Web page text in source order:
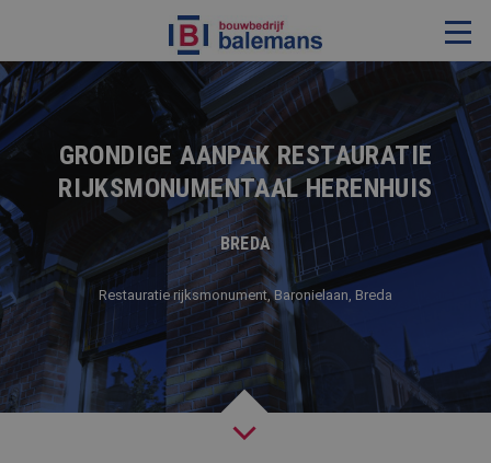
VERBOUWING & RENOVATIE
RESTAURATIE
KOZIJNEN & TIMMERWERK
KLEINERE WERKEN & ONDERHOUD
ADVIES
OVER ONS
PROJECTEN
REFERENTIES
GRONDIGE AANPAK RESTAURATIE
RIJKSMONUMENTAAL HERENHUIS
BREDA
Restauratie rijksmonument, Baronielaan, Breda